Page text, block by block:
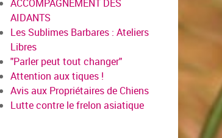
ACCOMPAGNEMENT DES
AIDANTS
Les Sublimes Barbares : Ateliers
Libres
"Parler peut tout changer"
Attention aux tiques !
Avis aux Propriétaires de Chiens
Lutte contre le frelon asiatique